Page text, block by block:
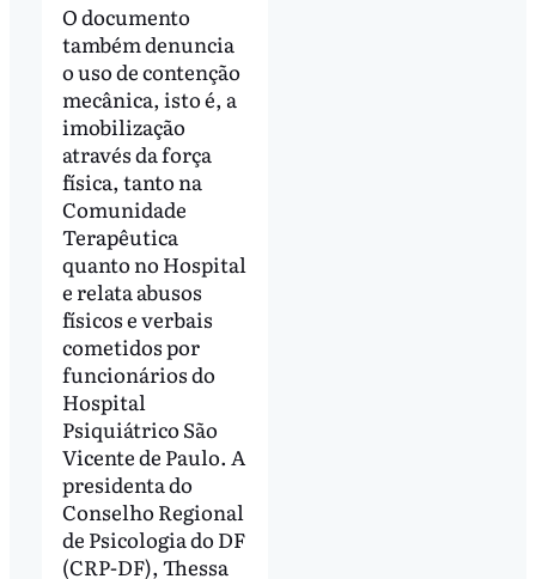
O documento
também denuncia
o uso de contenção
mecânica, isto é, a
imobilização
através da força
física, tanto na
Comunidade
Terapêutica
quanto no Hospital
e relata abusos
físicos e verbais
cometidos por
funcionários do
Hospital
Psiquiátrico São
Vicente de Paulo. A
presidenta do
Conselho Regional
de Psicologia do DF
(CRP-DF), Thessa